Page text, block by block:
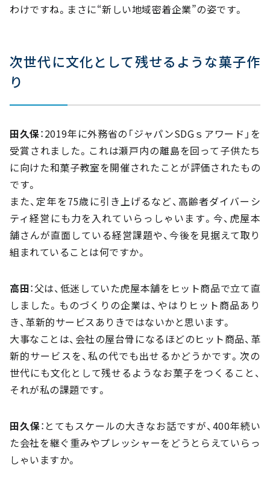
わけですね。まさに“新しい地域密着企業”の姿です。
次世代に文化として残せるような菓子作
り
田久保：2019年に外務省の「ジャパンSDGｓアワード」を
受賞されました。これは瀬戸内の離島を回って子供たち
に向けた和菓子教室を開催されたことが評価されたもの
です。
また、定年を75歳に引き上げるなど、高齢者ダイバーシ
ティ経営にも力を入れていらっしゃいます。今、虎屋本
舗さんが直面している経営課題や、今後を見据えて取り
組まれていることは何ですか。
高田：父は、低迷していた虎屋本舗をヒット商品で立て直
しました。ものづくりの企業は、やはりヒット商品あり
き、革新的サービスありきではないかと思います。
大事なことは、会社の屋台骨になるほどのヒット商品、革
新的サービスを、私の代でも出せるかどうかです。次の
世代にも文化として残せるようなお菓子をつくること、
それが私の課題です。
田久保：とてもスケールの大きなお話ですが、400年続い
た会社を継ぐ重みやプレッシャーをどうとらえていらっ
しゃいますか。